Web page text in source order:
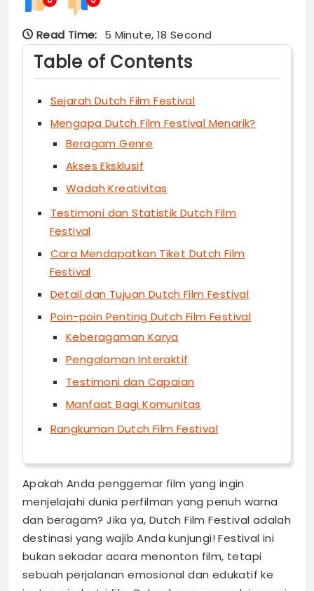
Read Time: 5 Minute, 18 Second
Table of Contents
Sejarah Dutch Film Festival
Mengapa Dutch Film Festival Menarik?
Beragam Genre
Akses Eksklusif
Wadah Kreativitas
Testimoni dan Statistik Dutch Film
Festival
Cara Mendapatkan Tiket Dutch Film
Festival
Detail dan Tujuan Dutch Film Festival
Poin-poin Penting Dutch Film Festival
Keberagaman Karya
Pengalaman Interaktif
Testimoni dan Capaian
Manfaat Bagi Komunitas
Rangkuman Dutch Film Festival
Apakah Anda penggemar film yang ingin
menjelajahi dunia perfilman yang penuh warna
dan beragam? Jika ya, Dutch Film Festival adalah
destinasi yang wajib Anda kunjungi! Festival ini
bukan sekadar acara menonton film, tetapi
sebuah perjalanan emosional dan edukatif ke